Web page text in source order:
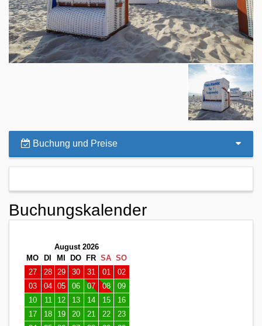
Buchung und Preise
Buchungskalender
August 2026
MO
DI MI DO FR SA SO
27
28 29 30 31 01
02
03
04 05 06 07 08
09
10
11 12 13 14 15
16
17
18 19 20 21 22
23